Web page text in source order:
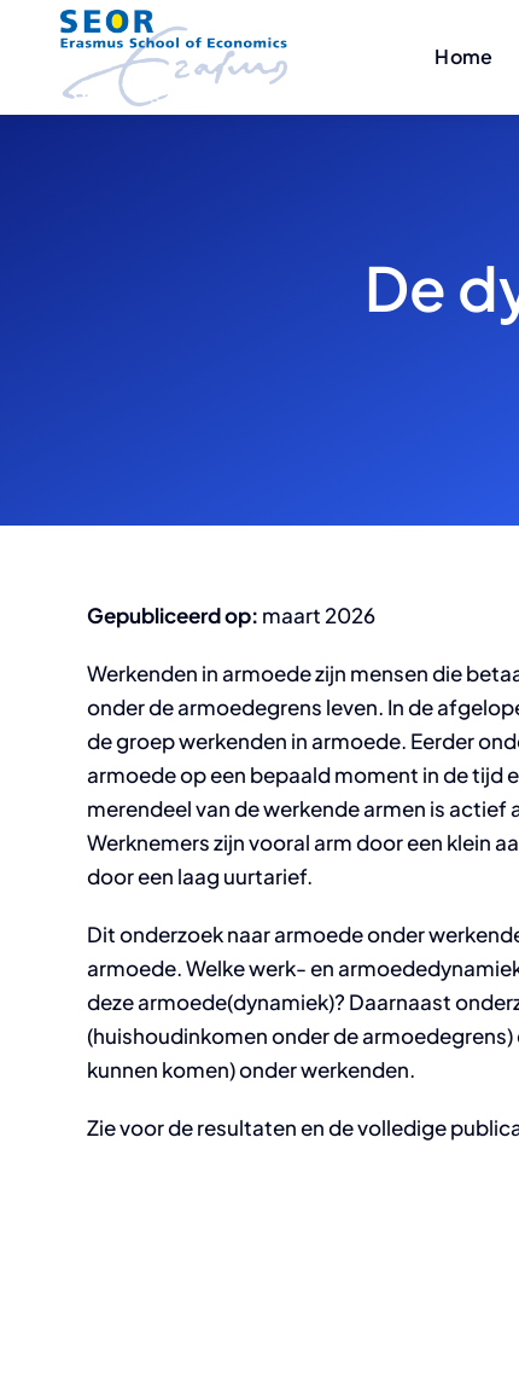
content
Home
De
Gepubliceerd op: maart 2026
Werkenden in armoede zijn mensen die
onder de armoedegrens leven. In de
de groep werkenden in armoede. Eerder
armoede op een bepaald moment in de tijd
merendeel van de werkende armen is
Werknemers zijn vooral arm door een klein
door een laag uurtarief.
Dit onderzoek naar armoede onder
armoede. Welke werk- en
deze armoede(dynamiek)? Daarnaast
(huishoudinkomen onder de
kunnen komen) onder werkenden.
Zie voor de resultaten en de volledige